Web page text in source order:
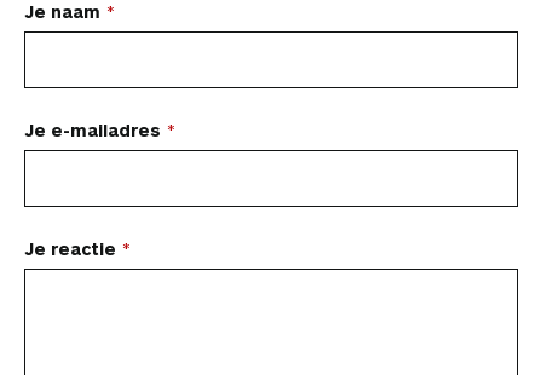
L
a
t
e
n
r
Je naam
Je e-mailadres
Je reactie